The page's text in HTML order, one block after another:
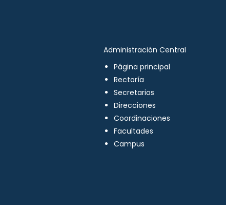
Administración Central
Página principal
Rectoría
Secretarios
Direcciones
Coordinaciones
Facultades
Campus